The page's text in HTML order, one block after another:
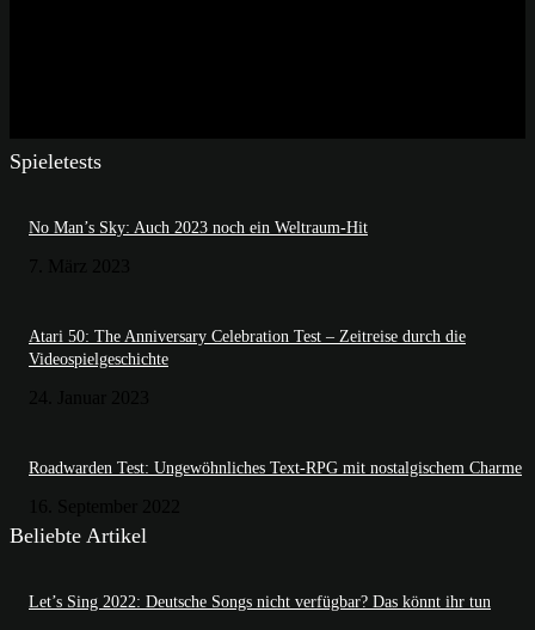
Spieletests
No Man’s Sky: Auch 2023 noch ein Weltraum-Hit
Atari 50: The Anniversary Celebration Test – Zeitreise durch die
Videospielgeschichte
Roadwarden Test: Ungewöhnliches Text-RPG mit nostalgischem Charme
Beliebte Artikel
Let’s Sing 2022: Deutsche Songs nicht verfügbar? Das könnt ihr tun